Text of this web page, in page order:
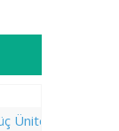
Ünitesi, Online